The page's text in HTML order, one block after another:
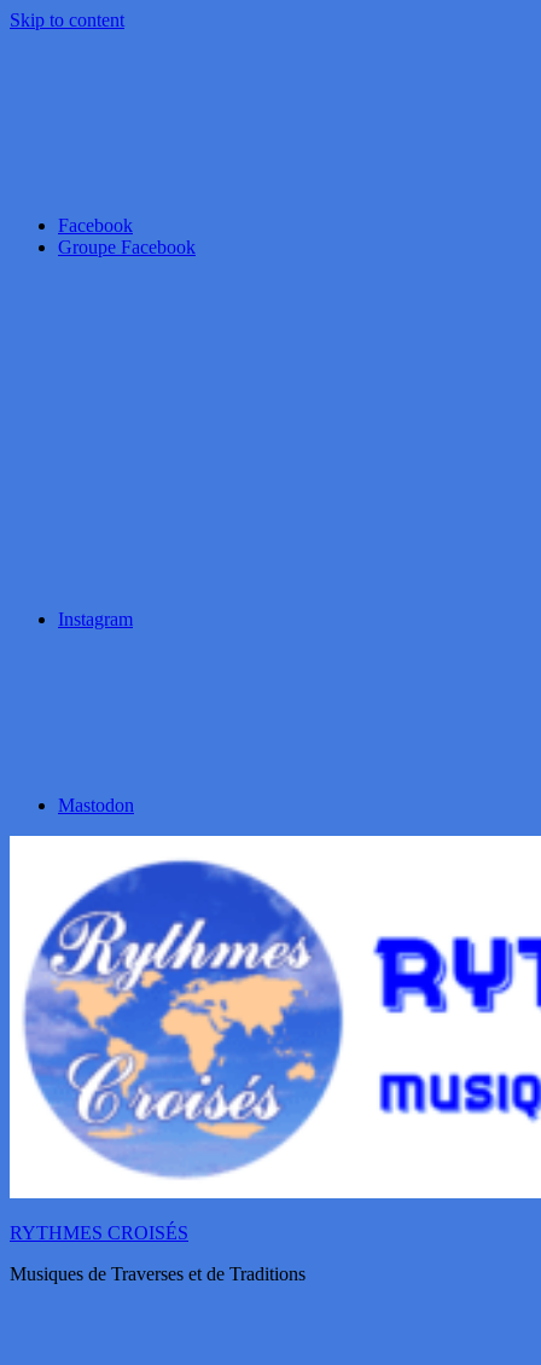
Skip to content
Facebook
Groupe Facebook
Instagram
Mastodon
RYTHMES CROISÉS
Musiques de Traverses et de Traditions